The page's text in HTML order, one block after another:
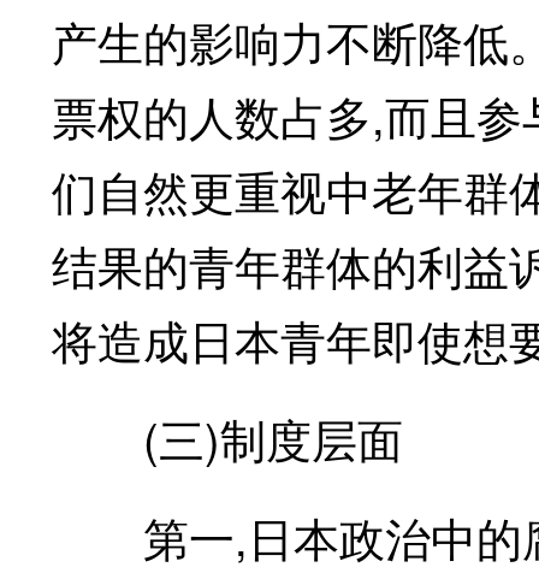
产生的影响力不断降低
票权的人数占多,而且
们自然更重视中老年群
结果的青年群体的利益
将造成日本青年即使想
(三)制度层面
第一,日本政治中的